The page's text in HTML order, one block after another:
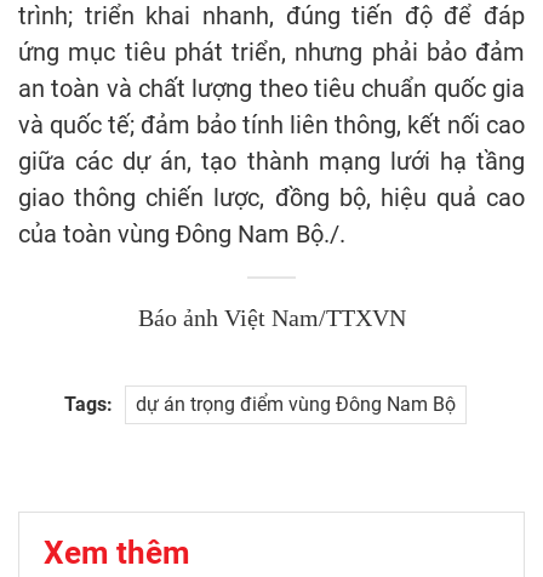
trình; triển khai nhanh, đúng tiến độ để đáp
ứng mục tiêu phát triển, nhưng phải bảo đảm
an toàn và chất lượng theo tiêu chuẩn quốc gia
và quốc tế; đảm bảo tính liên thông, kết nối cao
giữa các dự án, tạo thành mạng lưới hạ tầng
giao thông chiến lược, đồng bộ, hiệu quả cao
của toàn vùng Đông Nam Bộ./.
Báo ảnh Việt Nam/TTXVN
Tags: dự án trọng điểm vùng Đông Nam Bộ
Xem thêm